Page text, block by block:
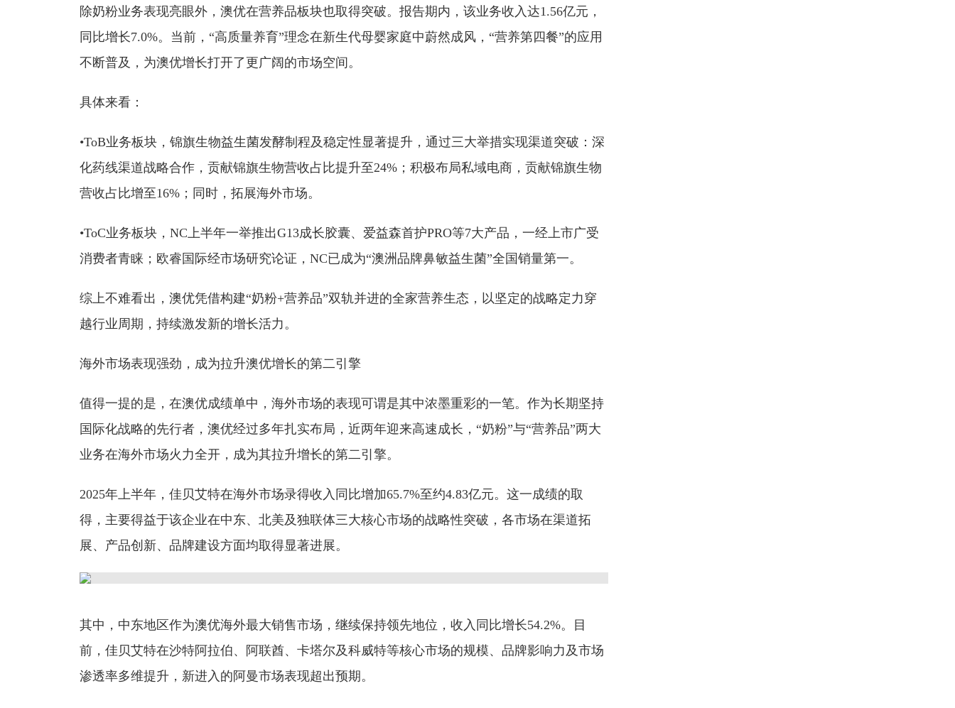
除奶粉业务表现亮眼外，澳优在营养品板块也取得突破。报告期内，该业务收入达1.56亿元，
同比增长7.0%。当前，“高质量养育”理念在新生代母婴家庭中蔚然成风，“营养第四餐”的应用
不断普及，为澳优增长打开了更广阔的市场空间。
具体来看：
•ToB业务板块，锦旗生物益生菌发酵制程及稳定性显著提升，通过三大举措实现渠道突破：深
化药线渠道战略合作，贡献锦旗生物营收占比提升至24%；积极布局私域电商，贡献锦旗生物
营收占比增至16%；同时，拓展海外市场。
•ToC业务板块，NC上半年一举推出G13成长胶囊、爱益森首护PRO等7大产品，一经上市广受
消费者青睐；欧睿国际经市场研究论证，NC已成为“澳洲品牌鼻敏益生菌”全国销量第一。
综上不难看出，澳优凭借构建“奶粉+营养品”双轨并进的全家营养生态，以坚定的战略定力穿
越行业周期，持续激发新的增长活力。
海外市场表现强劲，成为拉升澳优增长的第二引擎
值得一提的是，在澳优成绩单中，海外市场的表现可谓是其中浓墨重彩的一笔。作为长期坚持
国际化战略的先行者，澳优经过多年扎实布局，近两年迎来高速成长，“奶粉”与“营养品”两大
业务在海外市场火力全开，成为其拉升增长的第二引擎。
2025年上半年，佳贝艾特在海外市场录得收入同比增加65.7%至约4.83亿元。这一成绩的取
得，主要得益于该企业在中东、北美及独联体三大核心市场的战略性突破，各市场在渠道拓
展、产品创新、品牌建设方面均取得显著进展。
其中，中东地区作为澳优海外最大销售市场，继续保持领先地位，收入同比增长54.2%。目
前，佳贝艾特在沙特阿拉伯、阿联酋、卡塔尔及科威特等核心市场的规模、品牌影响力及市场
渗透率多维提升，新进入的阿曼市场表现超出预期。